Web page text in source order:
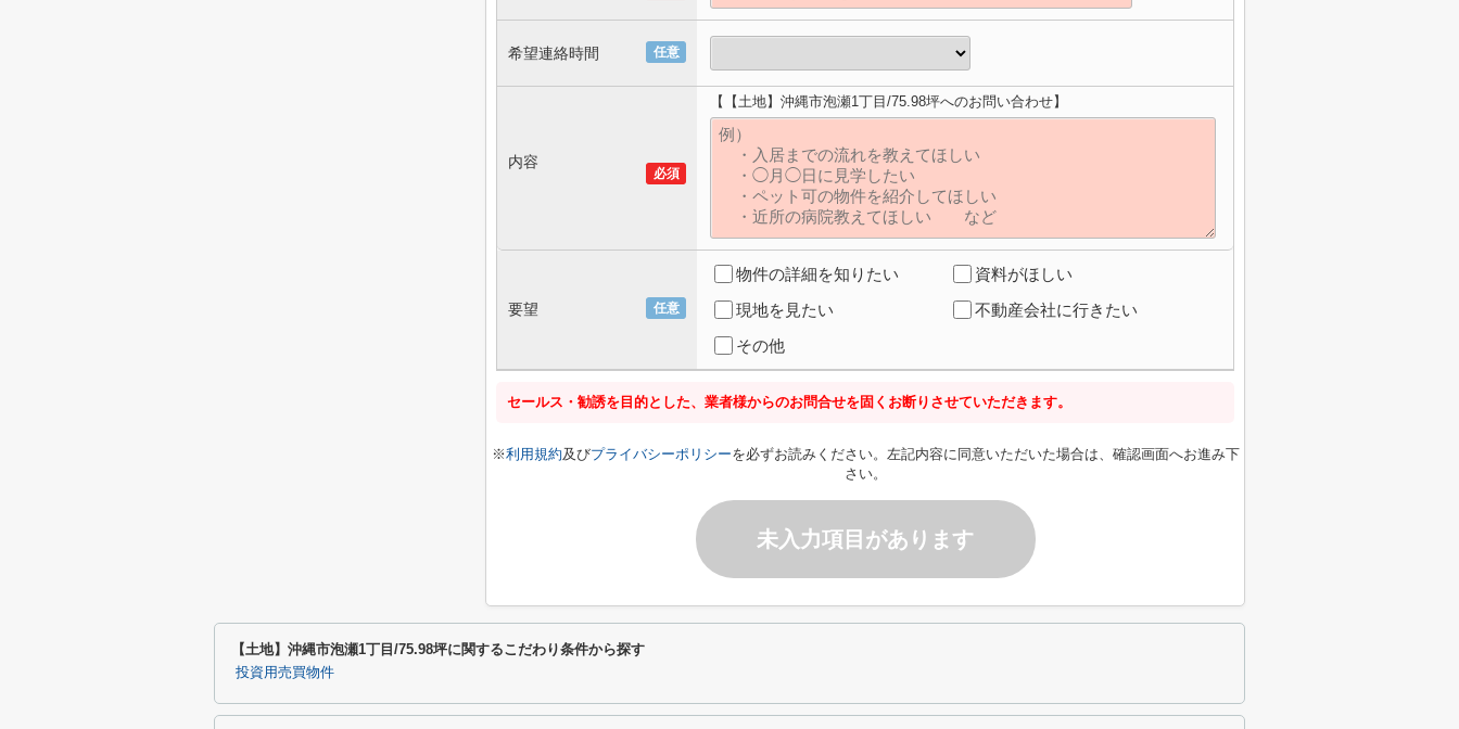
任意
希望連絡時間
必須
内容
【【土地】沖縄市泡瀬1丁目/75.98坪へのお問い合わせ】
任意
要望
物件の詳細を知りたい
資料がほしい
現地を見たい
不動産会社に行きたい
その他
セールス・勧誘を目的とした、業者様からのお問合せを固くお断りさせていただきます。
※利用規約及びプライバシーポリシーを必ずお読みください。左記内容に同意いただいた場合は、確認画面へお進み下
さい。
未入力項目があります
【土地】沖縄市泡瀬1丁目/75.98坪に関するこだわり条件から探す
投資用売買物件